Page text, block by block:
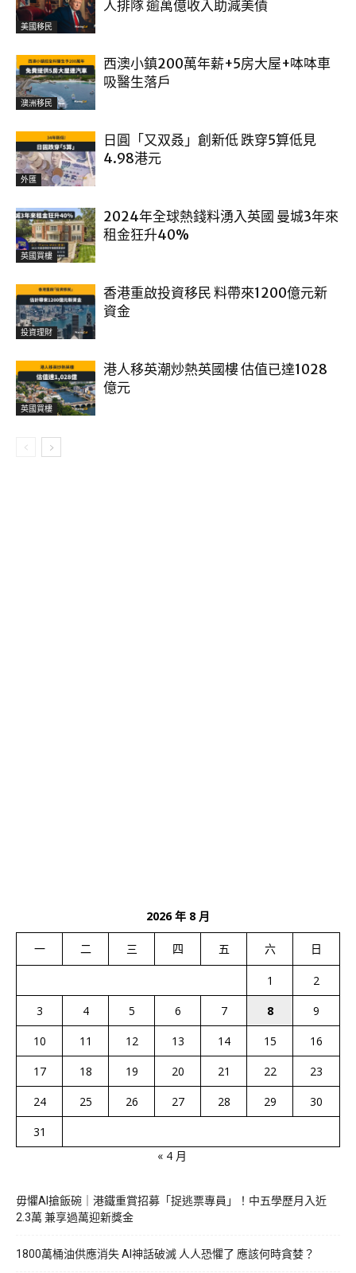
美國移民
人排隊 逾萬億收入助減美債
澳洲移民
西澳小鎮200萬年薪+5房大屋+呠呠車
吸醫生落戶
外匯
日圓「又双叒」創新低 跌穿5算低見
4.98港元
英國買樓
2024年全球熱錢料湧入英國 曼城3年來
租金狂升40%
投資理財
香港重啟投資移民 料帶來1200億元新
資金
英國買樓
港人移英潮炒熱英國樓 估值已達1028
億元
2026 年 8 月
一 二 三 四 五 六 日
1
2
3
4 5 6 7 8
9
10
11 12 13 14 15
16
17
18 19 20 21 22
23
24
25 26 27 28 29
30
31
« 4 月
毋懼AI搶飯碗｜港鐵重賞招募「捉逃票專員」！中五學歷月入近
2.3萬 兼享過萬迎新獎金
1800萬桶油供應消失 AI神話破滅 人人恐懼了 應該何時貪婪？